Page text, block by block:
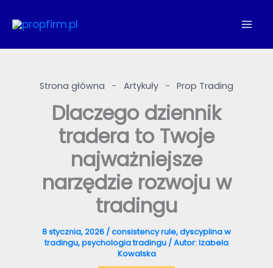
do
Strona główna - Artykuły - Prop Trading
Dlaczego dziennik
tradera to Twoje
najważniejsze
narzędzie rozwoju w
tradingu
8 stycznia, 2026 /consistency rule,dyscyplina w
tradingu,psychologia tradingu / Autor:Izabela
Kowalska